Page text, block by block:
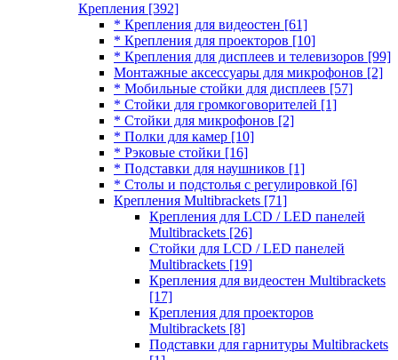
Крепления [392]
* Крепления для видеостен [61]
* Крепления для проекторов [10]
* Крепления для дисплеев и телевизоров [99]
Монтажные аксессуары для микрофонов [2]
* Мобильные стойки для дисплеев [57]
* Стойки для громкоговорителей [1]
* Стойки для микрофонов [2]
* Полки для камер [10]
* Рэковые стойки [16]
* Подставки для наушников [1]
* Столы и подстолья с регулировкой [6]
Крепления Multibrackets [71]
Крепления для LCD / LED панелей
Multibrackets [26]
Стойки для LCD / LED панелей
Multibrackets [19]
Крепления для видеостен Multibrackets
[17]
Крепления для проекторов
Multibrackets [8]
Подставки для гарнитуры Multibrackets